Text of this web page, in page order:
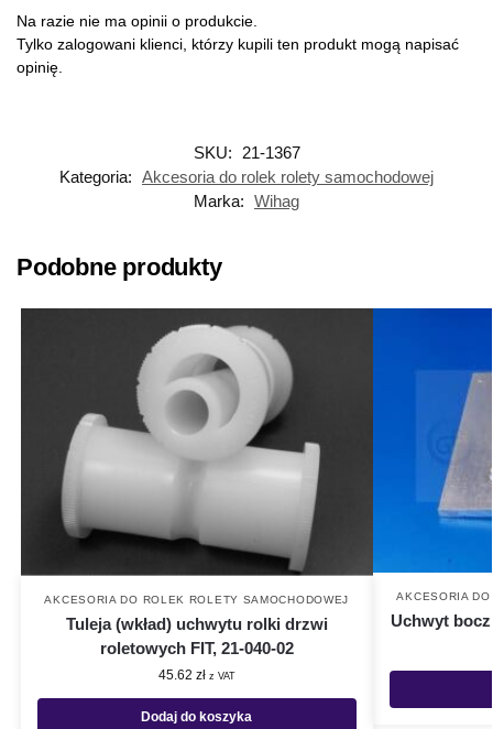
Na razie nie ma opinii o produkcie.
Tylko zalogowani klienci, którzy kupili ten produkt mogą napisać
opinię.
SKU:
21-1367
Kategoria: Akcesoria do rolek rolety samochodowej
Marka: Wihag
Podobne produkty
AKCESORIA DO ROLEK ROLETY SAMOCHODOWEJ
Tuleja (wkład) uchwytu rolki drzwi
roletowych FIT, 21-040-02
45.62 zł z VAT
Dodaj do koszyka
AKCESORIA
Uchwyt